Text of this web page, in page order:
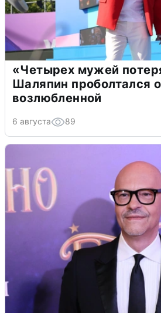
«Четырех мужей
Шаляпин проболтался
возлюбленной
6 августа 89